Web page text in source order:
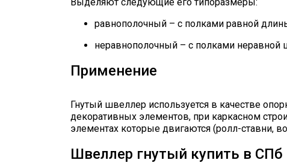
равнополочный – с полками равной
неравнополочный – с полками
Применение
Гнутый швеллер используется в качестве
декоративных элементов, при каркасном
элементах которые двигаются (ролл-ставни,
Швеллер гнутый купить в СПб